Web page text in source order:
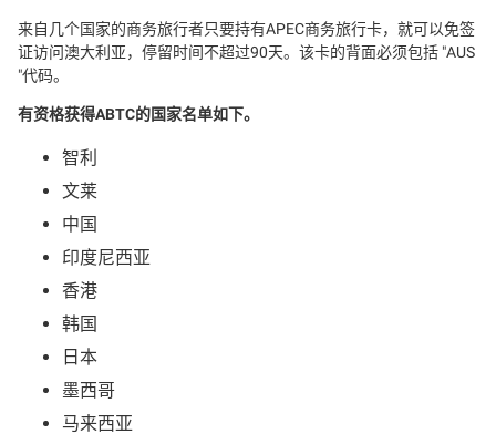
来自几个国家的商务旅行者只要持有APEC商务旅行卡，就可以免签
证访问澳大利亚，停留时间不超过90天。该卡的背面必须包括 "AUS
"代码。
有资格获得ABTC的国家名单如下。
智利
文莱
中国
印度尼西亚
香港
韩国
日本
墨西哥
马来西亚